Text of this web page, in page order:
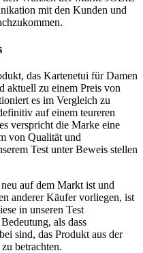
mit den Kunden und
das Kartenetui für Damen
zu einem Preis von
es im Vergleich zu
auf einem teureren
verspricht die Marke eine
von Qualität und
Test unter Beweis stellen
auf dem Markt ist und
anderer Käufer vorliegen, ist
in unseren Test
als dass
sind, das Produkt aus der
betrachten.